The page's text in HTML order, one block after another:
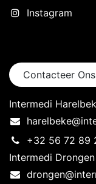
Instagram
Contacteer Ons
Intermedi
+32 56 72 89
Intermedi Drongen